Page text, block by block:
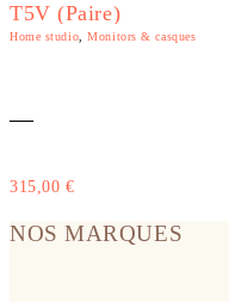
T5V (Paire)
Home studio ,Monitors & casques
—
315,00 €
NOS MARQUES